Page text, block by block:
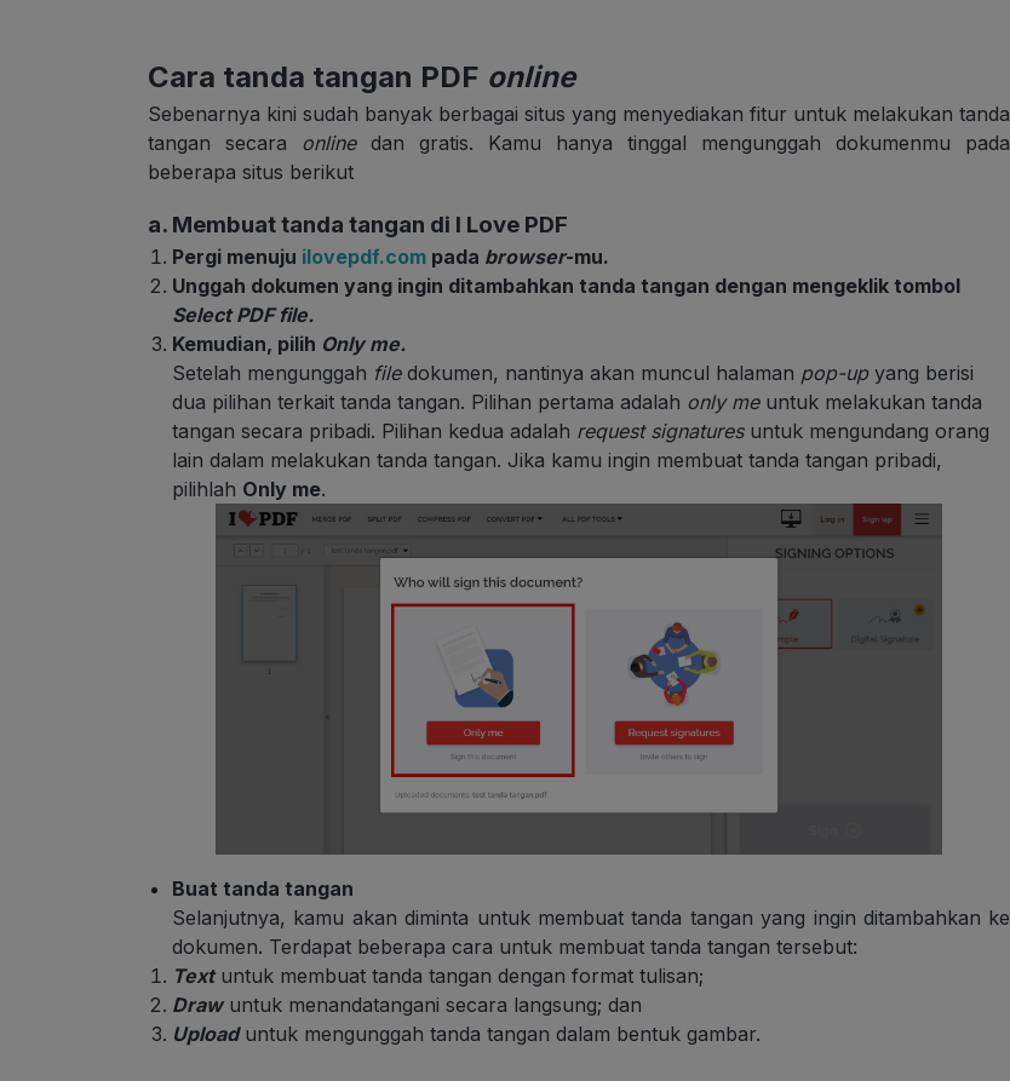
Cara tanda tangan PDF online
Sebenarnya kini sudah banyak berbagai situs yang menyediakan fitur untuk melakukan tanda
tangan secara onlinedan gratis. Kamu hanya tinggal mengunggah dokumenmu pada
beberapa situs berikut
a. Membuat tanda tangan di I Love PDF
Pergi menuju ilovepdf.com pada browser-mu.
Unggah dokumen yang ingin ditambahkan tanda tangan dengan mengeklik tombol
Select PDF file.
Kemudian, pilih Only me.
Setelah mengunggah filedokumen, nantinya akan muncul halaman pop-up yang berisi
dua pilihan terkait tanda tangan. Pilihan pertama adalah only meuntuk melakukan tanda
tangan secara pribadi. Pilihan kedua adalah request signaturesuntuk mengundang orang
lain dalam melakukan tanda tangan. Jika kamu ingin membuat tanda tangan pribadi,
pilihlah Only me.
Buat tanda tangan
Selanjutnya, kamu akan diminta untuk membuat tanda tangan yang ingin ditambahkan ke
dokumen. Terdapat beberapa cara untuk membuat tanda tangan tersebut:
Textuntuk membuat tanda tangan dengan format tulisan;
Drawuntuk menandatangani secara langsung; dan
Uploaduntuk mengunggah tanda tangan dalam bentuk gambar.